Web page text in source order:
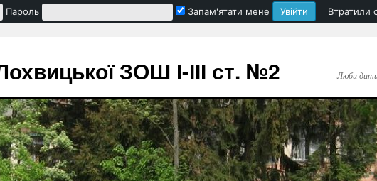
Пароль Запам'ятати мене Втратили
ЗОШ І-ІІІ ст. №2 Люби